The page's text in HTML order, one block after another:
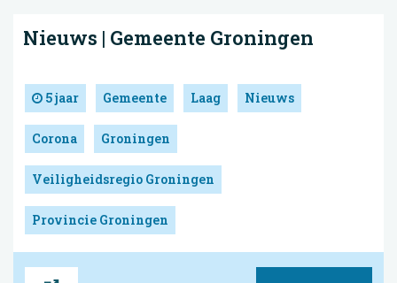
Nieuws | Gemeente Groningen
5 jaar Gemeente Laag Nieuws
Corona Groningen
Veiligheidsregio Groningen
Provincie Groningen